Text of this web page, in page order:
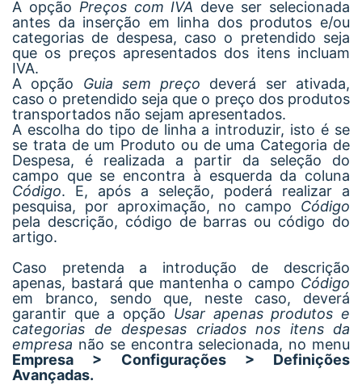
A opção Preços com IVA deve ser selecionada
antes da inserção em linha dos produtos e/ou
categorias de despesa, caso o pretendido seja
que os preços apresentados dos itens incluam
IVA.
A opção Guia sem preço deverá ser ativada,
caso o pretendido seja que o preço dos produtos
transportados não sejam apresentados.
A escolha do tipo de linha a introduzir, isto é se
se trata de um Produto ou de uma Categoria de
Despesa, é realizada a partir da seleção do
campo que se encontra à esquerda da coluna
Código. E, após a seleção, poderá realizar a
pesquisa, por aproximação, no campo Código
pela descrição, código de barras ou código do
artigo.
Caso pretenda a introdução de descrição
apenas, bastará que mantenha o campo Código
em branco, sendo que, neste caso, deverá
garantir que a opção Usar apenas produtos e
categorias de despesas criados nos itens da
empresa não se encontra selecionada, no menu
Empresa > Configurações > Definições
Avançadas.